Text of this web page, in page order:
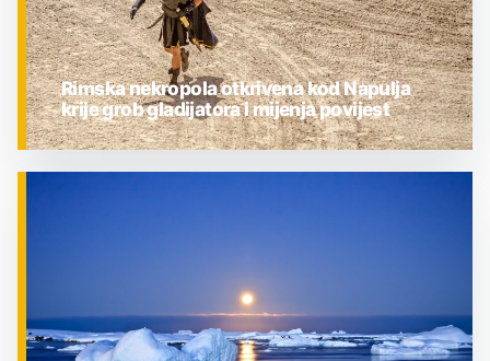
Rimska nekropola otkrivena kod Napulja
krije grob gladijatora i mijenja povijest